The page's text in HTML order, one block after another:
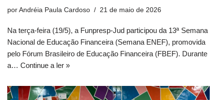
por Andréia Paula Cardoso 21 de maio de 2026
Na terça-feira (19/5), a Funpresp-Jud participou da 13ª Semana
Nacional de Educação Financeira (Semana ENEF), promovida
pelo Fórum Brasileiro de Educação Financeira (FBEF). Durante
a… Continue a ler »